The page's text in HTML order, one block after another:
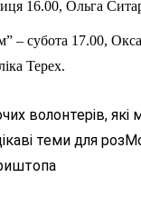
16.00, Ольга
– субота 17.00,
Терех.
волонтерів, які
теми для